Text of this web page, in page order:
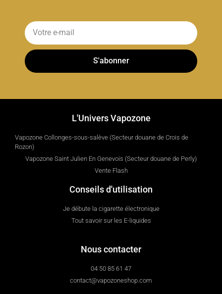
S'abonner
L'Univers Vapozone
Vapozone Collonges-sous-salève (Secteur douane de Crois de
Rozon)
Vapozone Saint Julien En Genevois (Secteur douane de Perly)
Vente Flash
Conseils d'utilisation
Je débute la cigarette électronique
Tout savoir sur les E-liquides
Nous contacter
04 50 85 61 47
contact@vapozoneshop.com